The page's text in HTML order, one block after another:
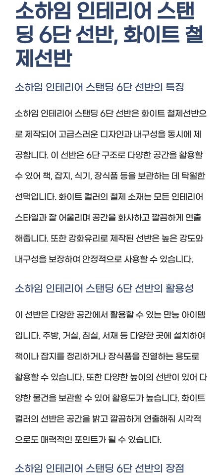
소하임 인테리어 스탠
딩 6단 선반, 화이트 철
제선반
소하임 인테리어 스탠딩 6단 선반의 특징
소하임 인테리어 스탠딩 6단 선반은 화이트 철제선반으
로 제작되어 고급스러운 디자인과 내구성을 동시에 제
공합니다. 이 선반은 6단 구조로 다양한 공간을 활용할
수 있어 책, 잡지, 식기, 장식품 등을 보관하는 데 탁월한
선택입니다. 화이트 컬러의 철제 소재는 모든 인테리어
스타일과 잘 어울리며 공간을 화사하고 깔끔하게 연출
해줍니다. 또한 강화유리로 제작된 선반은 높은 강도와
내구성을 보장하여 안정적으로 사용할 수 있습니다.
소하임 인테리어 스탠딩 6단 선반의 활용성
이 선반은 다양한 공간에서 활용할 수 있는 만능 아이템
입니다. 주방, 거실, 침실, 서재 등 다양한 곳에 설치하여
책이나 잡지를 정리하거나 장식품을 진열하는 용도로
활용할 수 있습니다. 또한 다양한 높이의 선반이 있어 다
양한 물건을 보관할 수 있어 활용도가 높습니다. 화이트
컬러의 선반은 공간을 밝고 깔끔하게 연출해줘 시각적
으로도 매력적인 포인트가 될 수 있습니다.
소하임 인테리어 스탠딩 6단 선반의 장점